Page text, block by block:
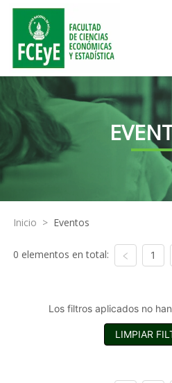
Inicio > Eventos
0 elementos en total: 1
Los filtros aplicados no
LIMPIAR